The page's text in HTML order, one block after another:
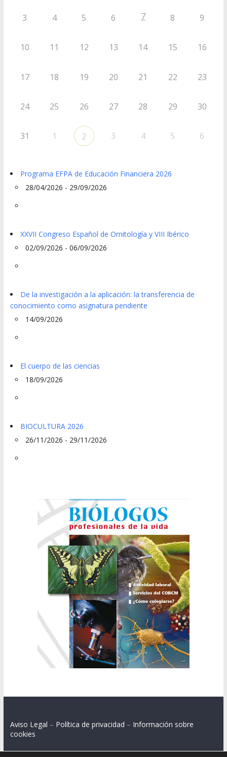
3 4 5 6 7 8 9
10 11 12 13 14 15 16
17 18 19 20 21 22 23
24 25 26 27 28 29 30
31 1 2 3 4 5 6
Programa EFPA de Educación Financiera 2026
28/04/2026 - 29/09/2026
XXVII Congreso Español de Ornitología y VIII Ibérico
02/09/2026 - 06/09/2026
De la investigación a la aplicación: la transferencia de
conocimiento como asignatura pendiente
14/09/2026
El cuerpo de las ciencias
18/09/2026
BIOCULTURA 2026
26/11/2026 - 29/11/2026
Aviso Legal – Política de privacidad – Información sobre
cookies